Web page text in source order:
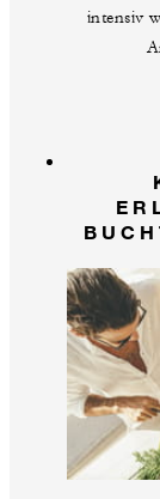
intensiv